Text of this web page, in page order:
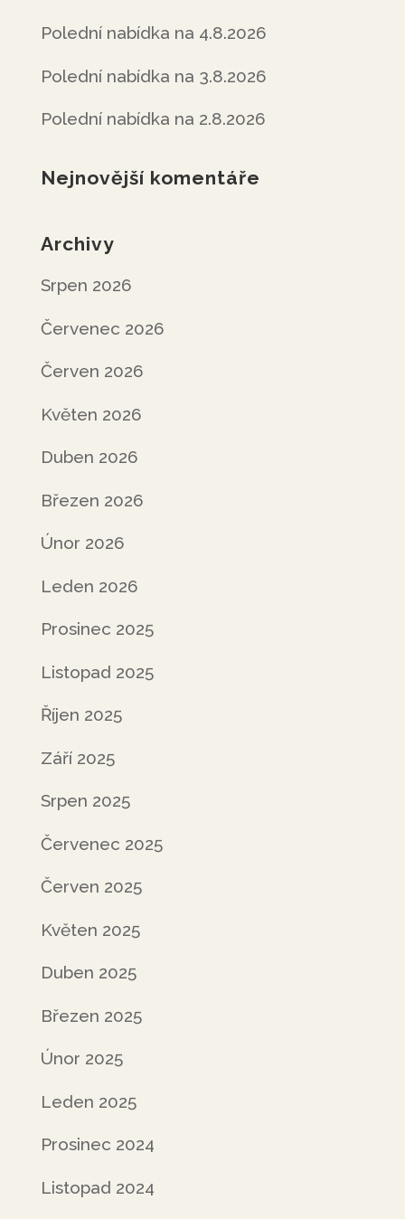
Polední nabídka na 4.8.2026
Polední nabídka na 3.8.2026
Polední nabídka na 2.8.2026
Nejnovější komentáře
Archivy
Srpen 2026
Červenec 2026
Červen 2026
Květen 2026
Duben 2026
Březen 2026
Únor 2026
Leden 2026
Prosinec 2025
Listopad 2025
Říjen 2025
Září 2025
Srpen 2025
Červenec 2025
Červen 2025
Květen 2025
Duben 2025
Březen 2025
Únor 2025
Leden 2025
Prosinec 2024
Listopad 2024